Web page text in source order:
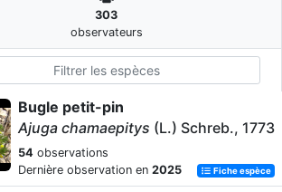
303
observateurs
Bugle petit-pin
Ajuga chamaepitys (L.) Schreb., 1773
54 observations
Dernière observation en 2025 Fiche espèce